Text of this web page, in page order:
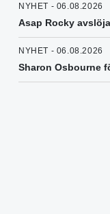
NYHET - 06.08.2026
Asap Rocky
NYHET - 06.08.2026
Sharon Osbourne